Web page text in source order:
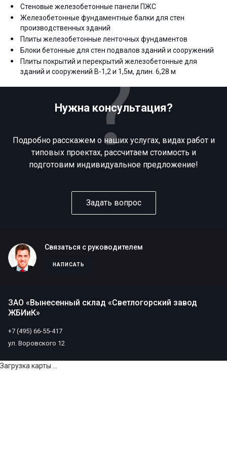
Стеновые железобетонные панели ПЖС
Железобетонные фундаментные балки для стен
производственных зданий
Плиты железобетонные ленточных фундаментов
Блоки бетонные для стен подвалов зданий и сооружений
Плиты покрытий и перекрытий железобетонные для
зданий и сооружений В-1,2 и 1,5м, длин. 6,28 м
Нужна консультация?
Подробно расскажем о наших услугах, видах работ и
типовых проектах, рассчитаем стоимость и
подготовим индивидуальное предложение!
Задать вопрос
Связаться с руководителем
НАПИСАТЬ
ЗАО «Вынесенный склад «Светлогорский завод
ЖБИиК»
+7 (495) 66-55-417
ул. Воровского 12
Загрузка карты ...